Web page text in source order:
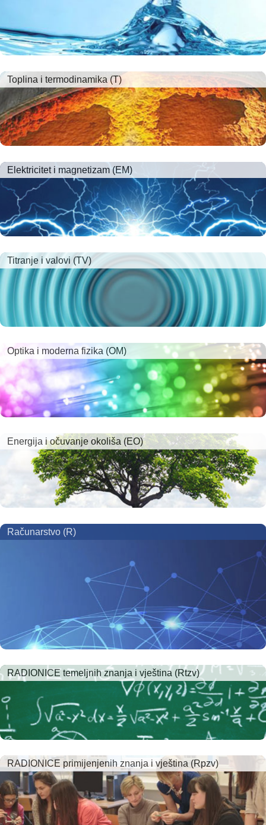
Toplina i termodinamika (T)
Elektricitet i magnetizam (EM)
Titranje i valovi (TV)
Optika i moderna fizika (OM)
Energija i očuvanje okoliša (EO)
Računarstvo (R)
RADIONICE temeljnih znanja i vještina (Rtzv)
RADIONICE primijenjenih znanja i vještina (Rpzv)